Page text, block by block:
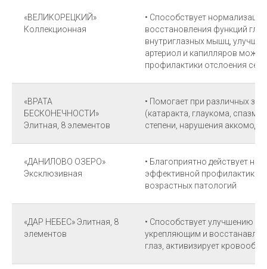
«ВЕЛИКОРЕЦКИЙ»
Коллекционная
• Способствует
восстановления функций
внутриглазных мышц,
артериол и капилляров
профилактики отслоения
«ВРАТА
БЕСКОНЕЧНОСТИ»
Элитная, 8 элементов
• Помогает при различных
(катаракта, глаукома, спазм
степени, нарушения
«ДАНИЛОВО ОЗЕРО»
Эксклюзивная
• Благоприятно действует на
эффективной профилактике
возрастных патологий
«ДАР НЕБЕС» Элитная, 8
элементов
• Способствует улучшению
укрепляющим и
глаз, активизирует